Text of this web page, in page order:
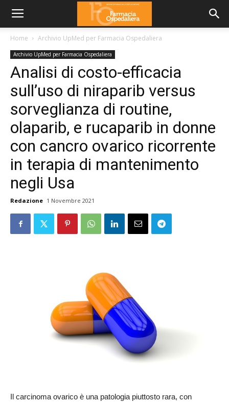
Home Archivio UpMed per Farmacia Ospedaliera
Archivio UpMed per Farmacia Ospedaliera
Analisi di costo-efficacia
sull’uso di niraparib versus
sorveglianza di routine,
olaparib, e rucaparib in donne
con cancro ovarico ricorrente
in terapia di mantenimento
negli Usa
Redazione 1 Novembre 2021
Il carcinoma ovarico è una patologia piuttosto rara, con